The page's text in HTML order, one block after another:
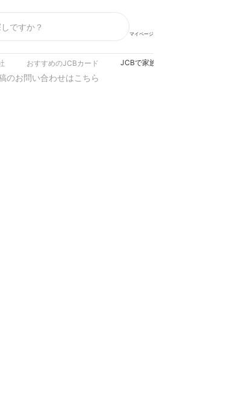
マイページ
おすすめのJCBカード JCBで家族カードを作るには？メリッ
のお問い合わせはこちら